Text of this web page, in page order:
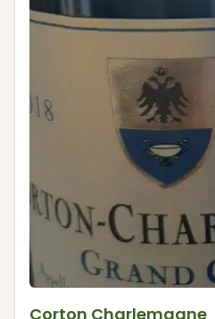
Corton Charlemagne